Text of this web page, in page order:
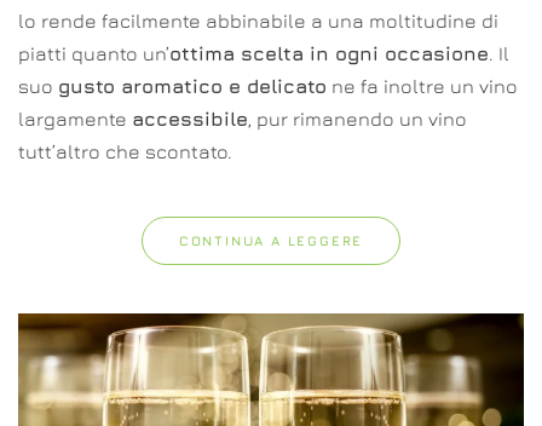
lo rende facilmente abbinabile a una moltitudine di
piatti quanto un’ottima scelta in ogni occasione. Il
suo gusto aromatico e delicato ne fa inoltre un vino
largamente accessibile, pur rimanendo un vino
tutt’altro che scontato.
CONTINUA A LEGGERE